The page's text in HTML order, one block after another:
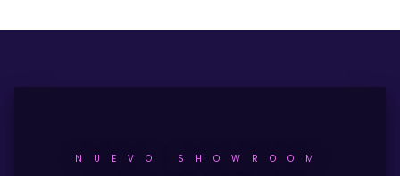
NUEVO SHOWROOM